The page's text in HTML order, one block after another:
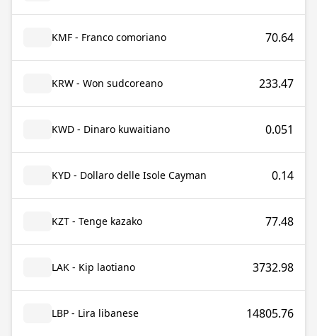
KMF - Franco comoriano 70.64
KRW - Won sudcoreano 233.47
KWD - Dinaro kuwaitiano 0.051
KYD - Dollaro delle Isole Cayman 0.14
KZT - Tenge kazako 77.48
LAK - Kip laotiano 3732.98
LBP - Lira libanese 14805.76